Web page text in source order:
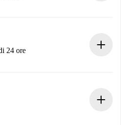
24 ore
nulla e ti proporremo